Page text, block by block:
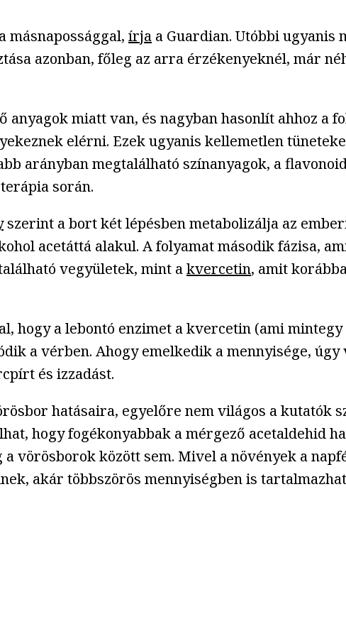
másnapossággal, írja a Guardian. Utóbbi ugyanis
azonban, főleg az arra érzékenyeknél, már
miatt van, és nagyban hasonlít ahhoz a
elérni. Ezek ugyanis kellemetlen
arányban megtalálható színanyagok, a
során.
szerint a bort két lépésben metabolizálja az
acetáttá alakul. A folyamat második fázisa,
vegyületek, mint akvercetin, amit
hogy a lebontó enzimet a kvercetin (ami
a vérben. Ahogy emelkedik a mennyisége,
és izzadást.
hatásaira, egyelőre nem világos a kutatók
hogy fogékonyabbak a mérgező acetaldehid
vörösborok között sem. Mivel a növények a
akár többszörös mennyiségben is